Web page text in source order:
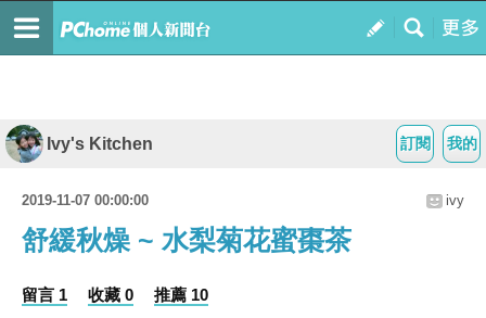
我的
訂閱
Ivy's Kitchen
2019-11-07 00:00:00 ivy
舒緩秋燥 ~ 水梨菊花蜜棗茶
留言 1 收藏 0 推薦 10